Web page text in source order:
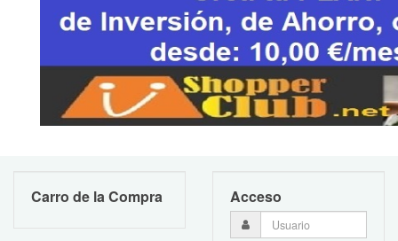
Carro de la Compra Acceso